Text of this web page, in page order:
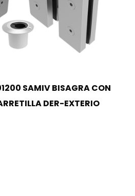
SAMIV BISAGRA CON
DER-EXTERIO